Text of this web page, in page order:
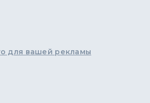
для вашей рекламы